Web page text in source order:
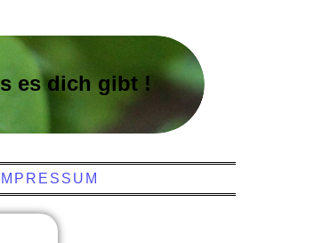
es dich gibt !